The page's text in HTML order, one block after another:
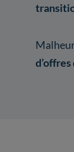
d’offres